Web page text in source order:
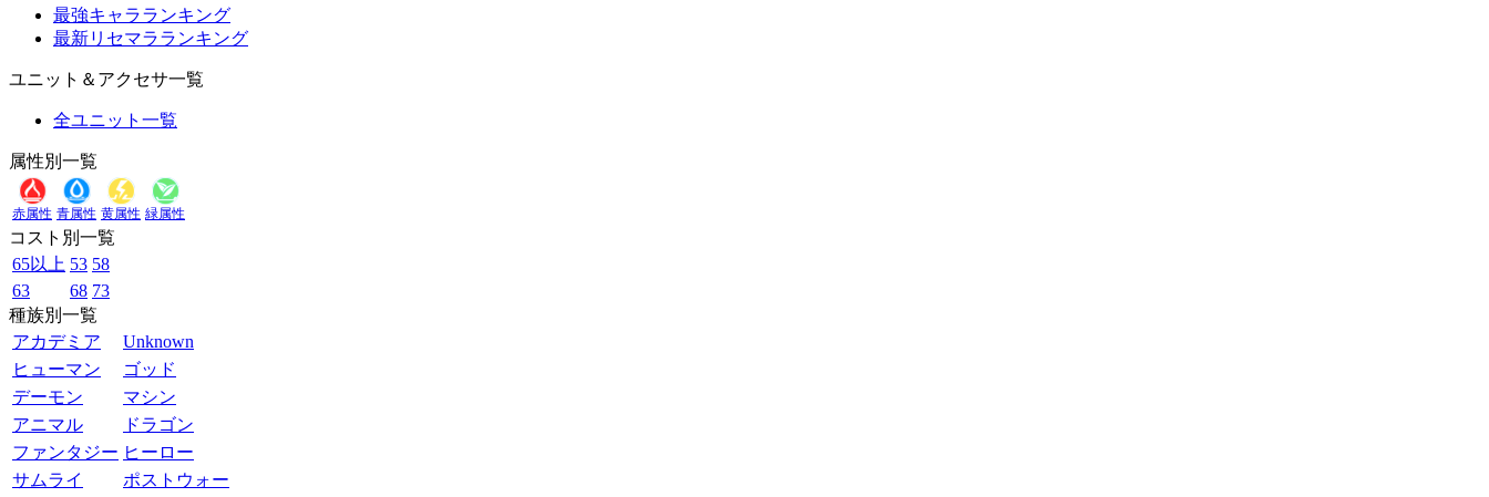
最強キャラランキング
最新リセマラランキング
ユニット＆アクセサ一覧
全ユニット一覧
属性別一覧
赤属性 青属性 黄属性 緑属性
コスト別一覧
65以上 53 58
63
68 73
種族別一覧
アカデミア
Unknown
ヒューマン
ゴッド
デーモン
マシン
アニマル
ドラゴン
ファンタジー ヒーロー
サムライ
ポストウォー